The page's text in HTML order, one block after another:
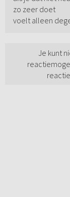
zo zeer doet
voelt alleen
Je kunt